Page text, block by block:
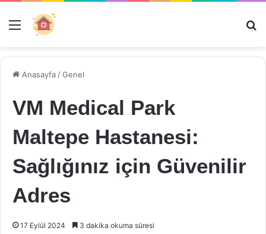
Menü
Anasayfa /Genel
VM Medical Park
Maltepe Hastanesi:
Sağlığınız için Güvenilir
Adres
17 Eylül 2024 3 dakika okuma süresi